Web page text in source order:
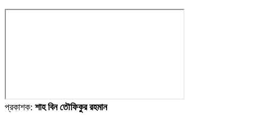
প্রকাশক: শাহ বিন তৌফিকুর রহমান